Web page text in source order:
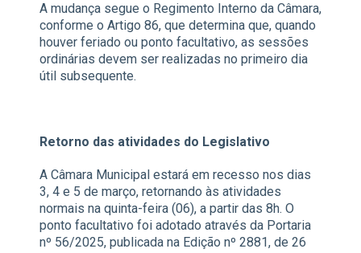
A mudança segue o Regimento Interno da Câmara,
conforme o Artigo 86, que determina que, quando
houver feriado ou ponto facultativo, as sessões
ordinárias devem ser realizadas no primeiro dia
útil subsequente.
Retorno das atividades do Legislativo
A Câmara Municipal estará em recesso nos dias
3, 4 e 5 de março, retornando às atividades
normais na quinta-feira (06), a partir das 8h. O
ponto facultativo foi adotado através da Portaria
nº 56/2025, publicada na Edição nº 2881, de 26